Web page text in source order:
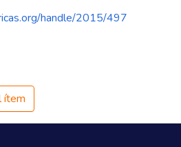
handle/2015/497
ítem